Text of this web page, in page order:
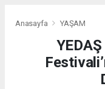
Anasayfa YAŞAM